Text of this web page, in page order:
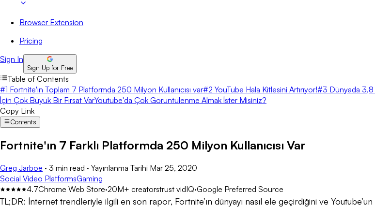
Browser Extension
Pricing
Sign In
Sign Up for Free
Table of Contents
#1 Fortnite'ın Toplam 7 Platformda 250 Milyon Kullanıcısı var#2 YouTube Hala Kitlesini Artırıyor!#3 Dünyada 3,8
İçin Çok Büyük Bir Fırsat VarYoutube'da Çok Görüntülenme Almak İster Misiniz?
Copy Link
Contents
Fortnite'ın 7 Farklı Platformda 250 Milyon Kullanıcısı Var
Greg Jarboe · 3 min read · Yayınlanma Tarihi Mar 25, 2020
Social Video PlatformsGaming
4.7Chrome Web Store·20M+ creatorstrust vidIQ·Google Preferred Source
TL;DR: İnternet trendleriyle ilgili en son rapor, Fortnite’ın dünyayı nasıl ele geçirdiğini ve